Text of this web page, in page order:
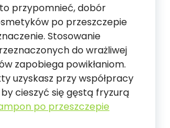
przypomnieć, dobór
po przeszczepie
Stosowanie
do wrażliwej
zapobiega powikłaniom.
uzyskasz przy współpracy
cieszyć się gęstą fryzurą
po przeszczepie